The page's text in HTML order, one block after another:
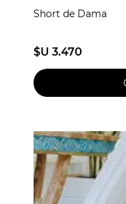
Short de Dama
$U 3.470